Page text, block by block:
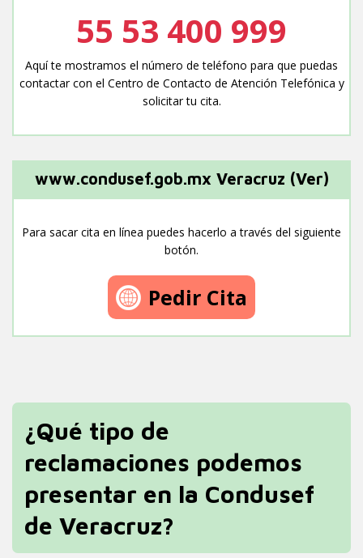
55 53 400 999
Aquí te mostramos el número de teléfono para que puedas
contactar con el Centro de Contacto de Atención Telefónica y
solicitar tu cita.
www.condusef.gob.mx Veracruz (Ver)
Para sacar cita en línea puedes hacerlo a través del siguiente
botón.
Pedir Cita
¿Qué tipo de
reclamaciones podemos
presentar en la Condusef
de Veracruz?